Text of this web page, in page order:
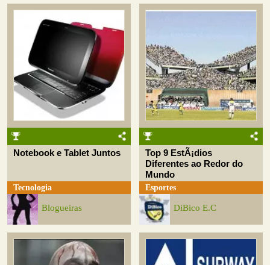
Notebook e Tablet Juntos
Tecnologia
Blogueiras
Top 9 EstÃ¡dios
Diferentes ao Redor do
Mundo
Esportes
DiBico E.C